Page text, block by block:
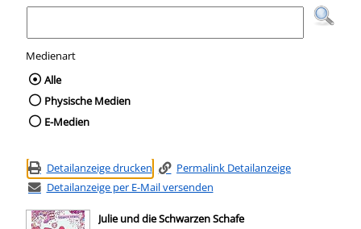
Medienart
Wählen Sie die Medienart nach der Sie
Alle
Physische Medien
E-Medien
Detailanzeige drucken
Permalink Detailanzeige
Detailanzeige per E-Mail versenden
Julie und die Schwarzen Schafe